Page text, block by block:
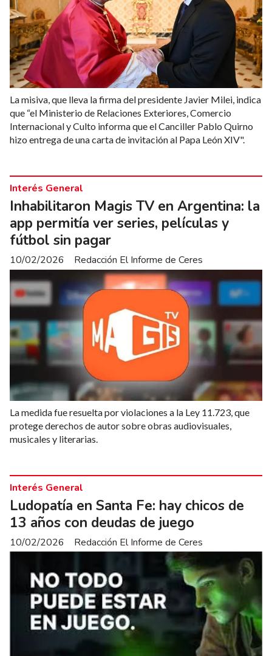
La misiva, que lleva la firma del presidente Javier Milei, indica
que “el Ministerio de Relaciones Exteriores, Comercio
Internacional y Culto informa que el Canciller Pablo Quirno
hizo entrega de una carta de invitación al Papa León XIV".
Inhabilitaron Magis TV en Argentina: la
app permitía ver series, películas y
fútbol sin pagar
Redacción El Informe de Ceres
Interés General
10/02/2026
La medida fue resuelta por violaciones a la Ley 11.723, que
protege derechos de autor sobre obras audiovisuales,
musicales y literarias.
Ludopatía en Santa Fe: hay chicos de
13 años con deudas de juego
Redacción El Informe de Ceres
Interés General
10/02/2026